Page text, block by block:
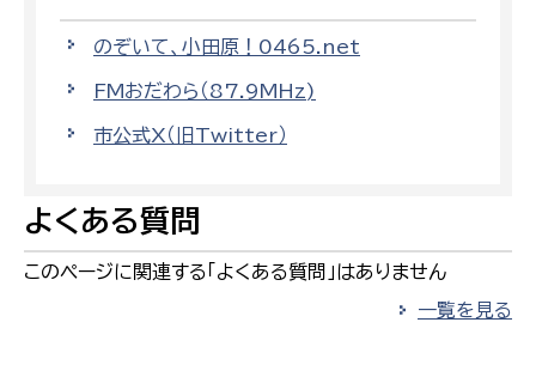
のぞいて、小田原！0465.net
FMおだわら（87.9MHz)
市公式X（旧Twitter）
よくある質問
このページに関連する「よくある質問」はありません
一覧を見る